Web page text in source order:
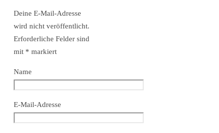
Deine E-Mail-Adresse
wird nicht veröffentlicht.
Erforderliche Felder sind
mit * markiert
Name
E-Mail-Adresse